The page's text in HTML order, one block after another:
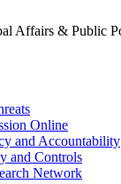
Online
and Accountability
and Controls
Network